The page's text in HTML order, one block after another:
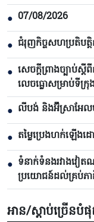
● 07/08/2026
● ជំរុញកិច្ចសហប្រតិបត្
● សេចក្តីព្រាងច្បាប់ស្
លេចធ្លោសម្រាប់ទី
● លីបង់ និងអ៊ីស្រាអែល
● តម្លៃប្រេងហក់ឡើង
● ទំនាក់ទំនងរវាងវៀ
ប្រយោជន៍ដល់គ្រប់ភ
អាន/ស្តាប់ច្រើនបំ